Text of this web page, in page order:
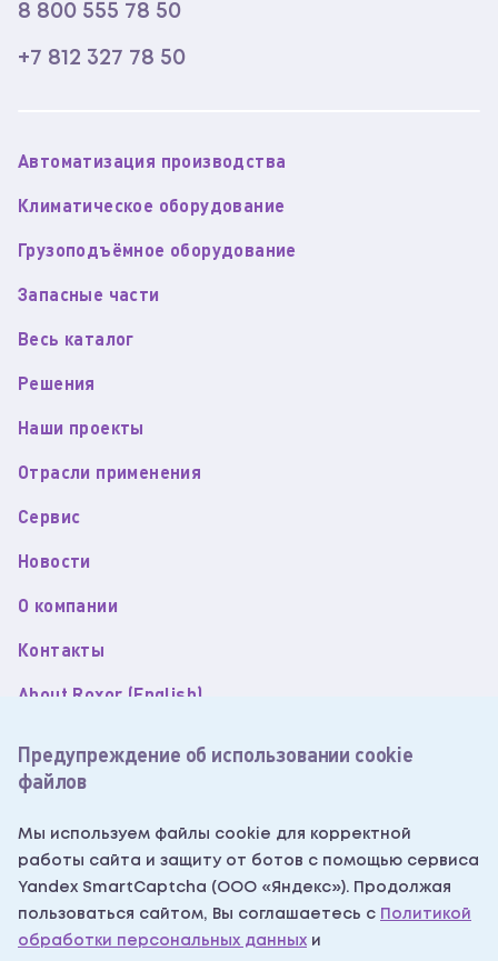
8 800 555 78 50
+7 812 327 78 50
Автоматизация производства
Климатическое оборудование
Грузоподъёмное оборудование
Запасные части
Весь каталог
Решения
Наши проекты
Отрасли применения
Сервис
Новости
О компании
Контакты
About Roxor (English)
Политика обработки персональных данных
Согласие на обработку персональных данных
Согласие на получение рекламных рассылок
Написать нам
Предупреждение об использовании cookie
файлов
Мы используем файлы cookie для корректной
работы сайта и защиту от ботов с помощью сервиса
Yandex SmartCaptcha (ООО «Яндекс»). Продолжая
пользоваться сайтом, Вы соглашаетесь с Политикой
обработки персональных данных и